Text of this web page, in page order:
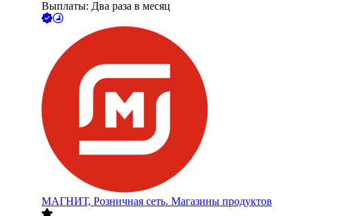
Выплаты: Два раза в месяц
МАГНИТ, Розничная сеть. Магазины продуктов